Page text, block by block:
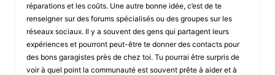
réparations et les coûts. Une autre bonne idée, c’est de te
renseigner sur des forums spécialisés ou des groupes sur les
réseaux sociaux. Il y a souvent des gens qui partagent leurs
expériences et pourront peut-être te donner des contacts pour
des bons garagistes près de chez toi. Tu pourrai être surpris de
voir à quel point la communauté est souvent prête à aider et à